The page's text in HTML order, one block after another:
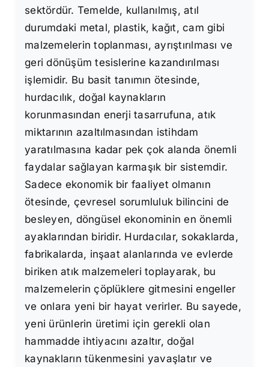
sektördür. Temelde, kullanılmış, atıl
durumdaki metal, plastik, kağıt, cam gibi
malzemelerin toplanması, ayrıştırılması ve
geri dönüşüm tesislerine kazandırılması
işlemidir. Bu basit tanımın ötesinde,
hurdacılık, doğal kaynakların
korunmasından enerji tasarrufuna, atık
miktarının azaltılmasından istihdam
yaratılmasına kadar pek çok alanda önemli
faydalar sağlayan karmaşık bir sistemdir.
Sadece ekonomik bir faaliyet olmanın
ötesinde, çevresel sorumluluk bilincini de
besleyen, döngüsel ekonominin en önemli
ayaklarından biridir. Hurdacılar, sokaklarda,
fabrikalarda, inşaat alanlarında ve evlerde
biriken atık malzemeleri toplayarak, bu
malzemelerin çöplüklere gitmesini engeller
ve onlara yeni bir hayat verirler. Bu sayede,
yeni ürünlerin üretimi için gerekli olan
hammadde ihtiyacını azaltır, doğal
kaynakların tükenmesini yavaşlatır ve